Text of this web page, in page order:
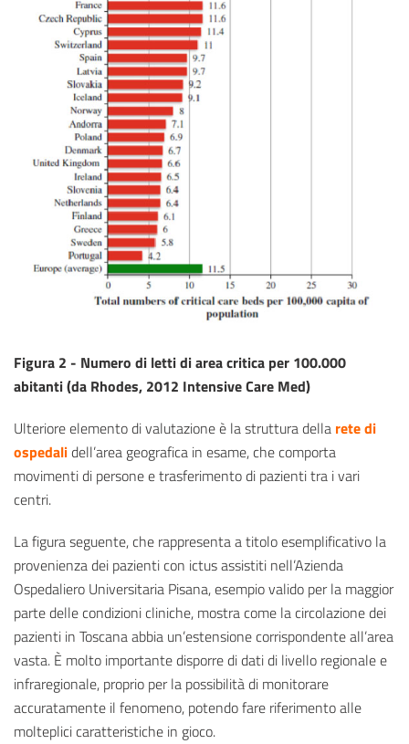
Figura 2 - Numero di letti di area critica per 100.000
abitanti (da Rhodes, 2012 Intensive Care Med)
Ulteriore elemento di valutazione è la struttura della rete di
ospedalidell’area geografica in esame, che comporta
movimenti di persone e trasferimento di pazienti tra i vari
centri.
La figura seguente, che rappresenta a titolo esemplificativo la
provenienza dei pazienti con ictus assistiti nell’Azienda
Ospedaliero Universitaria Pisana, esempio valido per la maggior
parte delle condizioni cliniche, mostra come la circolazione dei
pazienti in Toscana abbia un’estensione corrispondente all’area
vasta. È molto importante disporre di dati di livello regionale e
infraregionale, proprio per la possibilità di monitorare
accuratamente il fenomeno, potendo fare riferimento alle
molteplici caratteristiche in gioco.